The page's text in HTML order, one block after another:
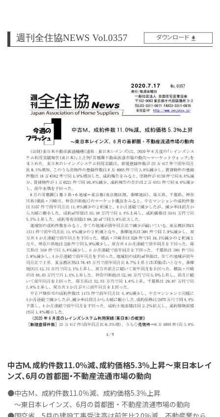
週刊全住協NEWS Vol.0357 ダウンロード
中古Ｍ、成約件数11.0％減、成約価格5.3％上昇～東日本レイ
ンズ、6月の首都圏・不動産流通市場の動向
●中古Ｍ、成約件数11.0％減、成約価格5.3％上昇
～東日本レインズ、6月の首都圏・不動産流通市場の動向